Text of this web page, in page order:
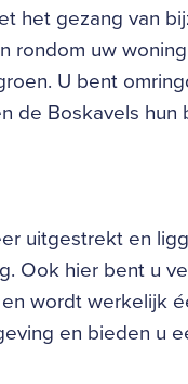
het gezang van
rondom uw
U bent
de Boskavels
uitgestrekt en
Ook hier bent u
wordt werkelijk
en bieden u